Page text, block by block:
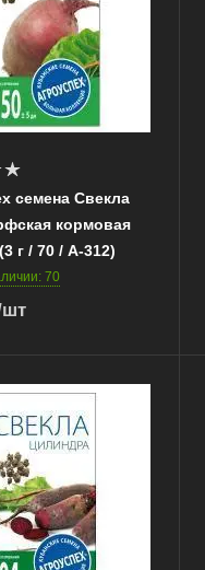
семена Свекла
кормовая
г / 70 / А-312)
70